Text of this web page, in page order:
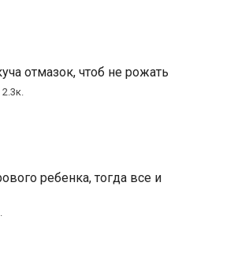
отмазок, чтоб не рожать
2.3к.
ребенка, тогда все и